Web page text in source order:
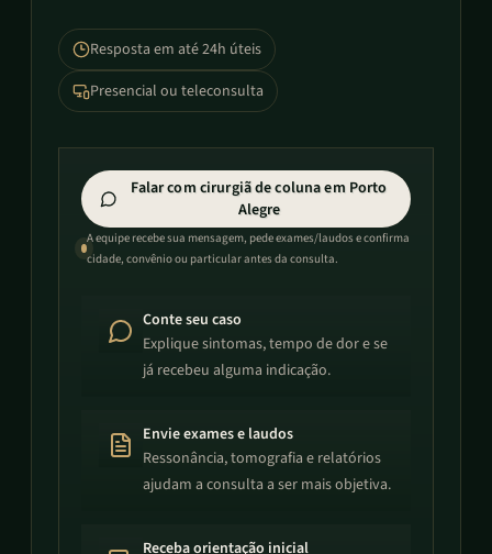
Resposta em até 24h úteis
Presencial ou teleconsulta
Falar com cirurgiã de coluna em Porto
Alegre
A equipe recebe sua mensagem, pede exames/laudos e confirma
cidade, convênio ou particular antes da consulta.
Conte seu caso
Explique sintomas, tempo de dor e se
já recebeu alguma indicação.
Envie exames e laudos
Ressonância, tomografia e relatórios
ajudam a consulta a ser mais objetiva.
Receba orientação inicial